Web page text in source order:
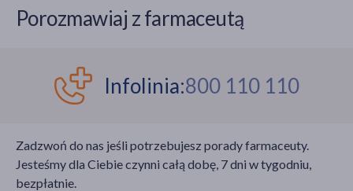
40 lat, co sprawia, że
dynamicznym wzroście
zachorowalności na
może pomóc, a co
szkodzi przy alergii?
Porozmawiaj z farmaceutą
Infolinia:800 110 110
Zadzwoń do nas jeśli potrzebujesz porady farmaceuty.
Jesteśmy dla Ciebie czynni całą dobę, 7 dni w tygodniu,
bezpłatnie.